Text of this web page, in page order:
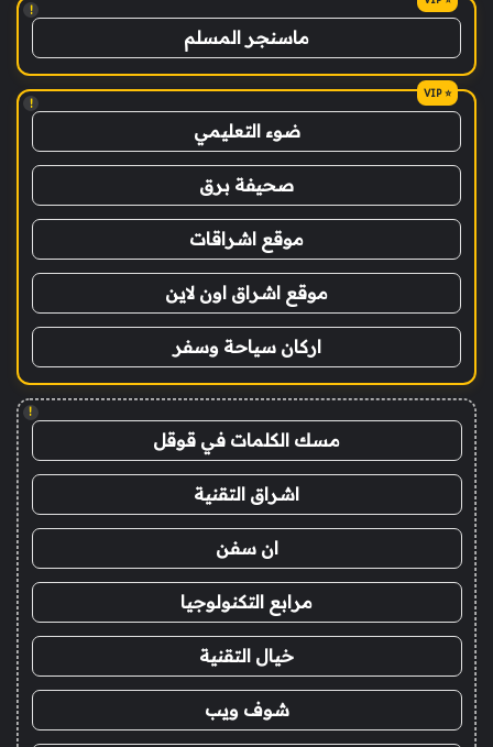
!
ماسنجر المسلم
!
ضوء التعليمي
صحيفة برق
موقع اشراقات
موقع اشراق اون لاين
اركان سياحة وسفر
!
مسك الكلمات في قوقل
اشراق التقنية
ان سفن
مرابع التكنولوجيا
خيال التقنية
شوف ويب